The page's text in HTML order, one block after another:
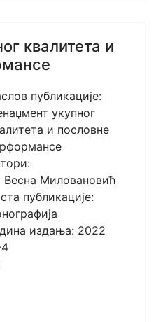
квалитета и
публикације:
укупног
и пословне
Весна Миловановић
публикације:
издања: 2022